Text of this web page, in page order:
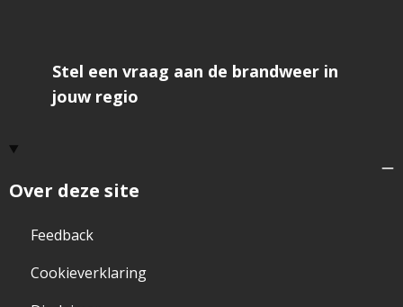
Over deze site
Feedback
Cookieverklaring
Stel een vraag aan de brandweer in
jouw regio